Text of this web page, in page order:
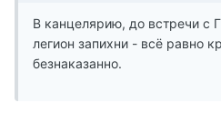
В канцелярию, до встречи с
легион запихни - всё равно
безнаказанно.